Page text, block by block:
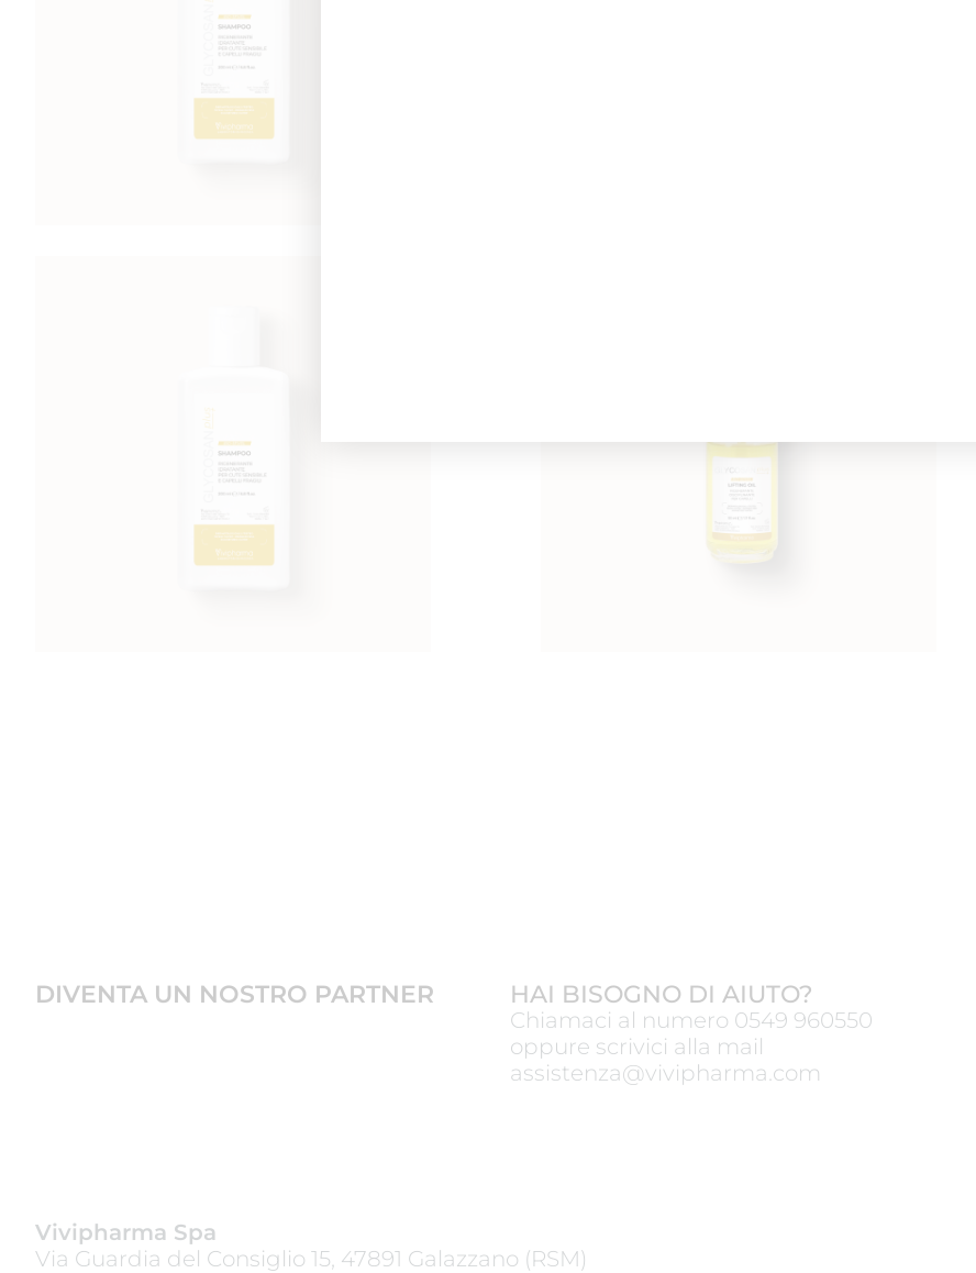
DIVENTA UN NOSTRO PARTNER HAI BISOGNO DI AIUTO?
Chiamaci al numero 0549 960550
oppure scrivici alla mail
assistenza@vivipharma.com
Vivipharma Spa
Via Guardia del Consiglio 15, 47891 Galazzano (RSM)